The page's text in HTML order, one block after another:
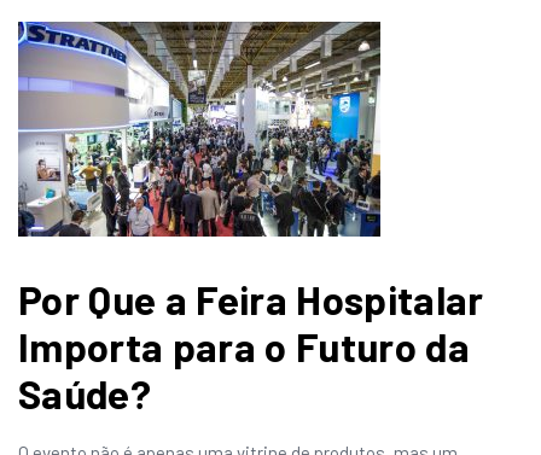
Por Que a Feira Hospitalar
Importa para o Futuro da
Saúde?